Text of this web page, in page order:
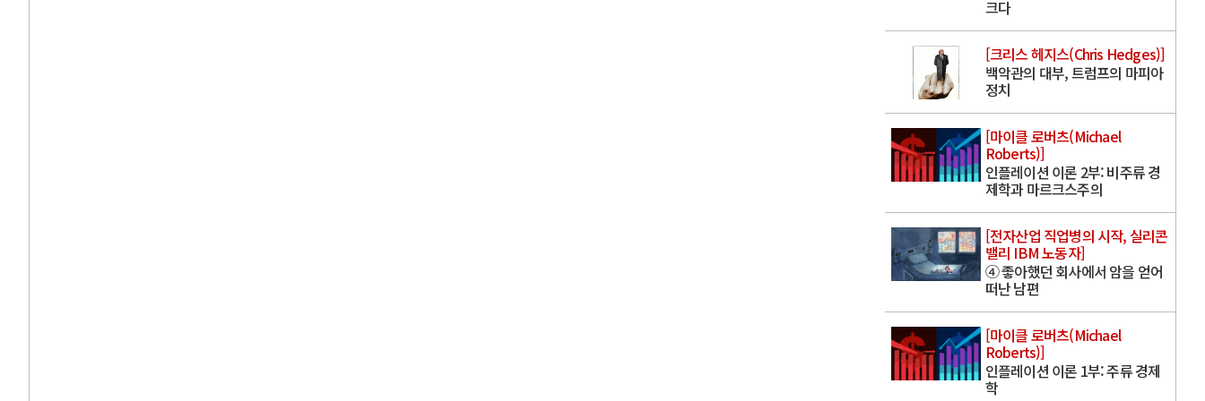
크다
[크리스 헤지스(Chris Hedges)]
백악관의 대부, 트럼프의 마피아
정치
[마이클 로버츠(Michael
Roberts)]
인플레이션 이론 2부: 비주류 경
제학과 마르크스주의
[전자산업 직업병의 시작, 실리콘
밸리 IBM 노동자]
④ 좋아했던 회사에서 암을 얻어
떠난 남편
[마이클 로버츠(Michael
Roberts)]
인플레이션 이론 1부: 주류 경제
학